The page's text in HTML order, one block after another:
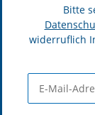
Bitte
widerruflich